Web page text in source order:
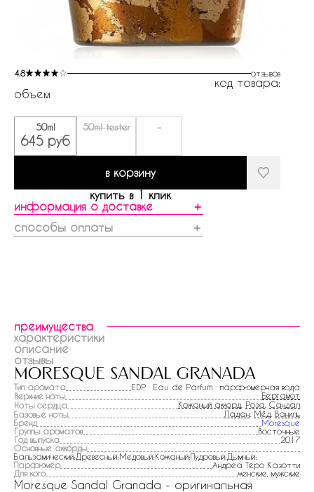
4.8 отзывов
код товара:
объем
50ml
645 руб
50ml tester -
в корзину
купить в 1 клик
информация о доставке
＋
способы оплаты
＋
преимущества
характеристики
описание
отзывы
moresque sandal granada
Тип аромата
EDP · Eau de Parfum · парфюмерная вода
Верхние ноты
Бергамот
Ноты сердца
Кожаный аккорд Роза Сандал
Базовые ноты
Ладан Мёд Ваниль
Бренд
Moresque
Группы ароматов
Восточные
Год выпуска
2017
Основные аккорды
Бальзамический:Древесный:Медовый:Кожаный:Пудровый:Дымный:
Парфюмер
Андреа Теро Казотти
Для кого
женские, мужские
Moresque Sandal Granada - оригинальная